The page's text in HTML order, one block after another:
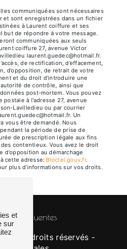
communiquées sont nécessaires
et sont enregistrées dans un fichier
à Laurent coiffure et ses
but de répondre à votre message.
communiquées aux seuls
coiffure 27, avenue Victor
laurent.guedec@hotmail.fr.
de rectification, d’effacement,
d’opposition, de retrait de votre
et du droit d’introduire une
de contrôle, ainsi que
post-mortem. Vous pouvez
postale à l'adresse 27, avenue
Lavilledieu ou par courrier
Un
vous être demandé. Nous
la période de prise de
de prescription légale aux fins
contentieux. Vous avez le droit
d'opposition au démarchage
cette adresse:
Bloctel.gouv.fr.
plus d’informations sur vos droits.
fréquentes
Tous droits réservés -
et
sur